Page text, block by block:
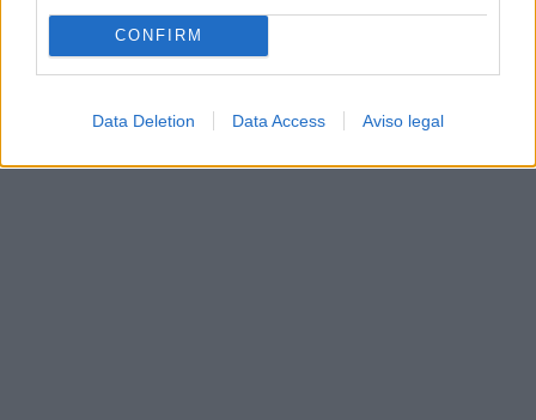
CONFIRM
Data Deletion Data Access Aviso legal